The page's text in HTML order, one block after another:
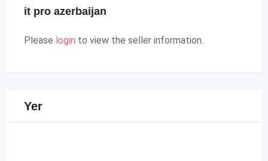
it pro azerbaijan
Please login to view the seller information.
Yer